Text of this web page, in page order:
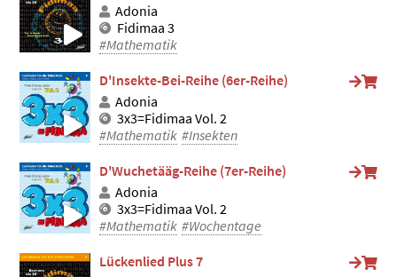
Adonia
Fidimaa 3
#Mathematik
D'Insekte-Bei-Reihe (6er-Reihe)
Adonia
3x3=Fidimaa Vol. 2
#Mathematik #Insekten
D'Wuchetääg-Reihe (7er-Reihe)
Adonia
3x3=Fidimaa Vol. 2
#Mathematik #Wochentage
Lückenlied Plus 7